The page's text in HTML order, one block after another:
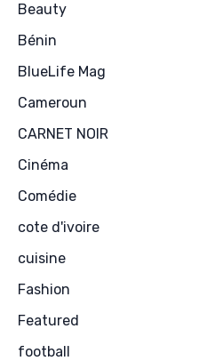
Beauty
Bénin
BlueLife Mag
Cameroun
CARNET NOIR
Cinéma
Comédie
cote d'ivoire
cuisine
Fashion
Featured
football